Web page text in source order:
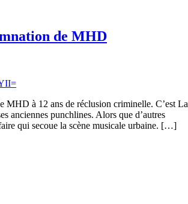
de MHD
MHD à 12 ans de réclusion criminelle. C’est La
anciennes punchlines. Alors que d’autres
qui secoue la scène musicale urbaine. […]